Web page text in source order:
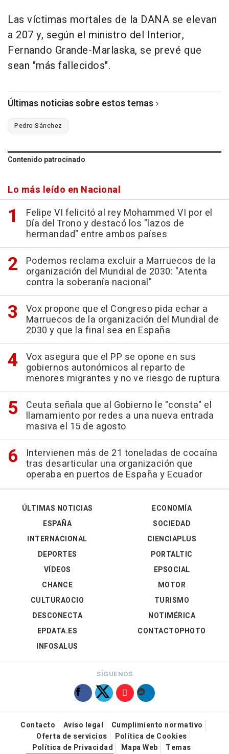
Las víctimas mortales de la DANA se elevan
a 207 y, según el ministro del Interior,
Fernando Grande-Marlaska, se prevé que
sean "más fallecidos".
Últimas noticias sobre estos temas
Pedro Sánchez
Contenido patrocinado
Lo más leído en Nacional
Felipe VI felicitó al rey Mohammed VI por el
Día del Trono y destacó los "lazos de
hermandad" entre ambos países
Podemos reclama excluir a Marruecos de la
organización del Mundial de 2030: "Atenta
contra la soberanía nacional"
Vox propone que el Congreso pida echar a
Marruecos de la organización del Mundial de
2030 y que la final sea en España
Vox asegura que el PP se opone en sus
gobiernos autonómicos al reparto de
menores migrantes y no ve riesgo de ruptura
Ceuta señala que al Gobierno le "consta" el
llamamiento por redes a una nueva entrada
masiva el 15 de agosto
Intervienen más de 21 toneladas de cocaína
tras desarticular una organización que
operaba en puertos de España y Ecuador
ÚLTIMAS NOTICIAS
ESPAÑA
INTERNACIONAL
DEPORTES
VÍDEOS
ECONOMÍA
SOCIEDAD
CIENCIAPLUS
PORTALTIC
EPSOCIAL
CHANCE
CULTURAOCIO
DESCONECTA
EPDATA.ES
INFOSALUS
MOTOR
TURISMO
NOTIMÉRICA
CONTACTOPHOTO
SÍGUENOS
Contacto Aviso legal
Cumplimiento normativo
Oferta de servicios
Política de Cookies
Política de Privacidad
Mapa Web Temas